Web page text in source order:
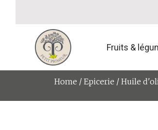
Fruits &
Home / Epicerie / Huile